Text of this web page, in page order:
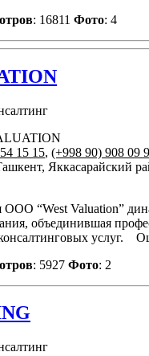
: 16811 Фото: 4
15 15, (+998 90) 908 09
Яккасарайский
ООО “West Valuation”
объединившая
услуг.
: 5927 Фото: 2